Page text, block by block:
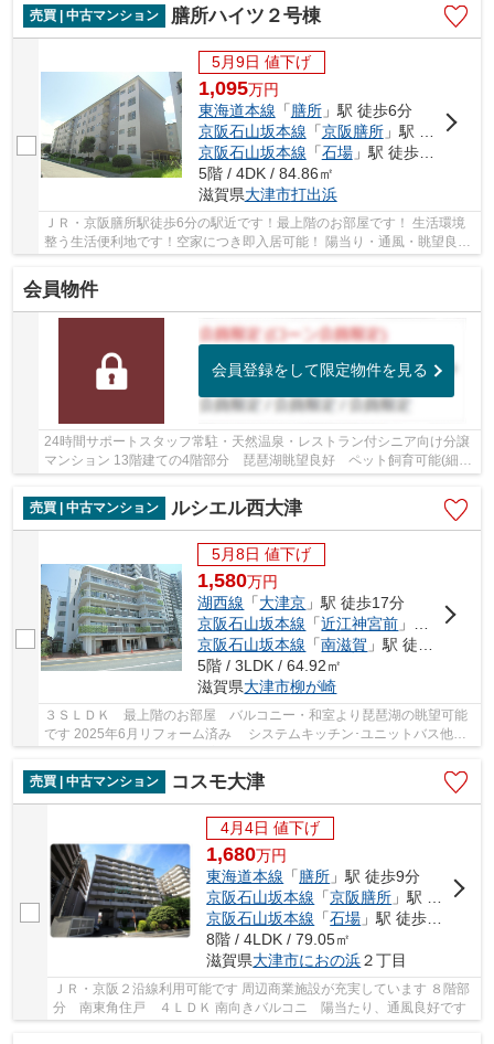
売買 | 中古マンション
膳所ハイツ２号棟
5月9日 値下げ
1,095万円
東海道本線 「膳所」駅 徒歩6分
京阪石山坂本線 「京阪膳所」駅 徒歩6分
京阪石山坂本線 「石場」駅 徒歩8分
5階 / 4DK / 84.86㎡
滋賀県大津市打出浜
ＪＲ・京阪膳所駅徒歩6分の駅近です！最上階のお部屋です！ 生活環境
整う生活便利地です！空家につき即入居可能！ 陽当り・通風・眺望良好
です！ハウスクリーニング済みです！ 当社売...
会員物件
会員登録をして限定物件を見る
24時間サポートスタッフ常駐・天然温泉・レストラン付シニア向け分譲
マンション 13階建ての4階部分 琵琶湖眺望良好 ペット飼育可能(細則
有) 琵琶湖大橋病院と提携 緊急コールボタン...
売買 | 中古マンション
ルシエル西大津
5月8日 値下げ
1,580万円
湖西線 「大津京 」駅 徒歩17分
京阪石山坂本線 「近江神宮前 」駅 徒歩17分
京阪石山坂本線 「南滋賀 」駅 徒歩17分
5階 / 3LDK / 64.92㎡
滋賀県大津市柳が崎
３ＳＬＤＫ 最上階のお部屋 バルコニー・和室より琵琶湖の眺望可能
です 2025年6月リフォーム済み システムキッチン･ユニットバス他設
売買 | 中古マンション
コスモ大津
4月4日 値下げ
1,680万円
東海道本線 「膳所 」駅 徒歩9分
京阪石山坂本線 「京阪膳所 」駅 徒歩9分
京阪石山坂本線 「石場 」駅 徒歩8分
8階 / 4LDK / 79.05㎡
滋賀県大津市におの浜２丁目
ＪＲ・京阪２沿線利用可能です 周辺商業施設が充実しています ８階部
分 南東角住戸 ４ＬＤＫ 南向きバルコニ 陽当たり、通風良好です